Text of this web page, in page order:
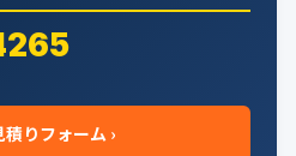
りフォーム ›